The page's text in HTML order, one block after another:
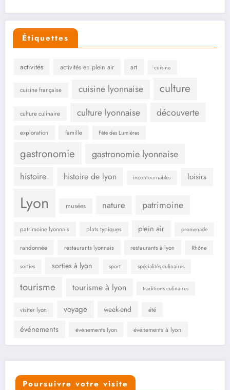
Étiquettes
activités activités en plein air art cuisine
cuisine française cuisine lyonnaise culture
culture culinaire culture lyonnaise découverte
exploration famille Fête des Lumières
gastronomie gastronomie lyonnaise
histoire histoire de lyon incontournables loisirs
Lyon musées nature patrimoine
patrimoine lyonnais plats typiques plein air promenade
randonnée restaurants lyonnais restaurants à lyon Rhône
sorties sorties à lyon sport spécialités culinaires
tourisme tourisme à lyon traditions culinaires
visiter lyon voyage week-end été
événements événements lyon événements à lyon
Poursuivre votre visite